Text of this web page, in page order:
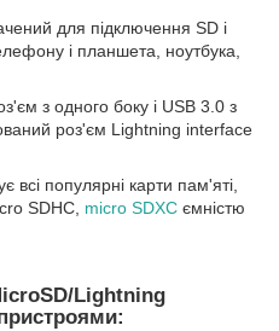
для підключення SD і
і планшета, ноутбука,
з одного боку і USB 3.0 з
роз'єм Lightning interface
всі популярні карти пам'яті,
SDHC, micro SDXC ємністю
Lightning